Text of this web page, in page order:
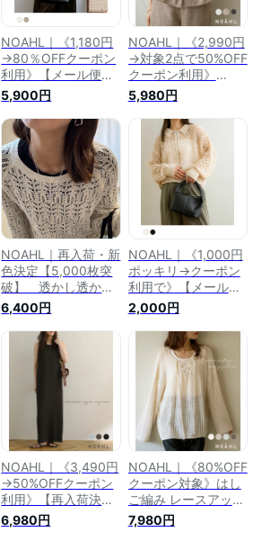
NOAHL｜《1,180円
→80％OFFクーポン
利用》【メール便】
ダメージ ラメニット
メッシュ ラメ トッ
プス レディース 春
秋 メッシュニット
透かし編み ショート
ニット 長袖 アイボ
リー ベージュ
240925
5,900円
NOAHL｜《2,990円
→対象2点で50%OFF
クーポン利用》
《40%OFFクーポン
対象》再入荷
【3,000枚突破】
【メール便】MIX リ
ネン キャミソール
ビスチェ キャミ ト
ップス レディース
リネンライク ペプラ
ム レイヤード ベー
ジュ 黒 低身長 高身
長 ノアル 250430
5,980円
NOAHL｜再入荷・新
色決定【5,000枚突
破】 透かし透かし
編み ニット プルオ
ーバー トップス レ
ディース 春ニット
長袖 レイヤード 重
ね着 アイボリー ブ
ラック 白 黒 ナチュ
ラル 大人 240417
6,400円
NOAHL｜《1,000円
ポッキリ→クーポン
利用で》【メール
便】 メッシュ ジッ
プ ブルゾン ニット
トップス レディース
アウター Wジップ 透
かし編み メッシュニ
ット 春アウター 長
袖 アイボリー ブラ
ック 黒 春 秋
250319
2,000円
NOAHL｜《3,490円
→50%OFFクーポン
利用》【再入荷決
定】【3,000枚突
破】【メール便】ノ
6,980円
NOAHL｜《80%OFF
クーポン対象》はし
ご編み レースアップ
ニット トップス レ
ディース メッシュニ
7,980円